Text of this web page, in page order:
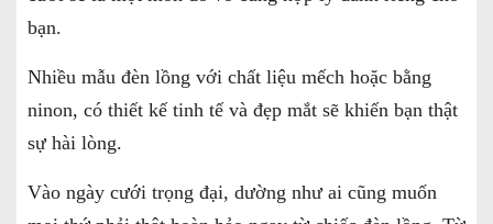
bạn.
Nhiều mẫu đèn lồng với chất liệu mếch hoặc bằng
ninon, có thiết kế tinh tế và đẹp mắt sẽ khiến bạn thật
sự hài lòng.
Vào ngày cưới trọng đại, dường như ai cũng muốn